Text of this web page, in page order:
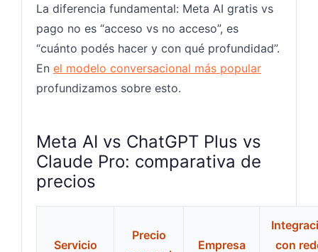
La diferencia fundamental: Meta AI gratis vs
pago no es “acceso vs no acceso”, es
“cuánto podés hacer y con qué profundidad”.
En el modelo conversacional más popular
profundizamos sobre esto.
Meta AI vs ChatGPT Plus vs
Claude Pro: comparativa de
precios
Servicio
Precio
Empresa
con